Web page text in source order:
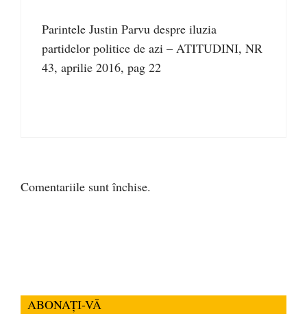
Parintele Justin Parvu despre iluzia
partidelor politice de azi – ATITUDINI, NR
43, aprilie 2016, pag 22
Comentariile sunt închise.
ABONAȚI-VĂ